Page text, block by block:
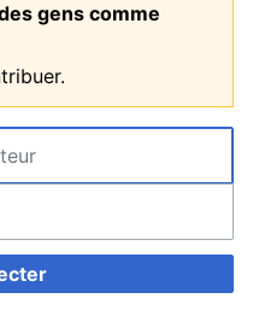
gens comme